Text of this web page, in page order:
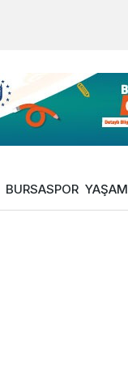
BURSASPOR YAŞAM